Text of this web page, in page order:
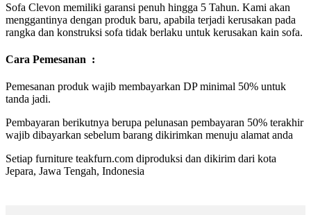
Sofa Clevon memiliki garansi penuh hingga 5 Tahun. Kami akan
menggantinya dengan produk baru, apabila terjadi kerusakan pada
rangka dan konstruksi sofa tidak berlaku untuk kerusakan kain sofa.
Cara Pemesanan :
Pemesanan produk wajib membayarkan DP minimal 50% untuk
tanda jadi.
Pembayaran berikutnya berupa pelunasan pembayaran 50% terakhir
wajib dibayarkan sebelum barang dikirimkan menuju alamat anda
Setiap furniture teakfurn.com diproduksi dan dikirim dari kota
Jepara, Jawa Tengah, Indonesia